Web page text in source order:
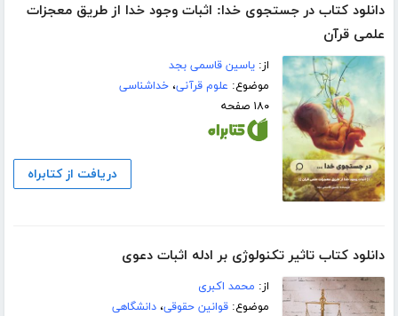
دانلود کتاب در جستجوی خدا: اثبات وجود خدا از طریق معجزات
علمی قرآن
از:یاسین قاسمی بجد
موضوع: علوم قرآنی،خداشناسی
۱۸۰ صفحه
دریافت از کتابراه
دانلود کتاب تاثیر تکنولوژی بر ادله اثبات دعوی
از: محمد اکبری
موضوع:قوانین حقوقی،دانشگاهی